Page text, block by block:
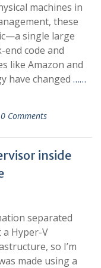
machines in
these
single large
code and
like Amazon and
have changed ……
0 Comments
inside
separated
Hyper-V
so I’m
made using a